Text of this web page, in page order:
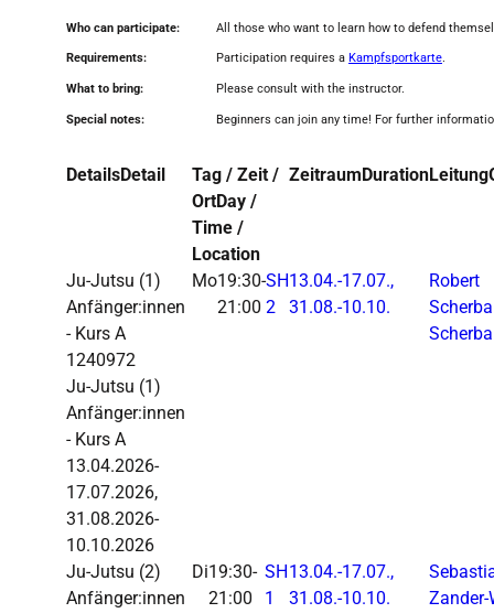
Who can participate: All those who want to learn how to defend
Requirements: Participation requires a Kampfsportkarte.
What to bring: Please consult with the instructor.
Special notes: Beginners can join any time! For further
DetailsDetail
Tag / Zeit /
OrtDay /
Time /
Location
ZeitraumDurationLeitung
Ju-Jutsu (1)
Anfänger:innen
- Kurs A
1240972
Ju-Jutsu (1)
Anfänger:innen
- Kurs A
13.04.2026-
17.07.2026,
31.08.2026-
10.10.2026
Mo19:30-
21:00
SH
2
13.04.-17.07.,
31.08.-10.10.
Robert
Ju-Jutsu (2)
Anfänger:innen
Di19:30-
21:00
SH
1
13.04.-17.07.,
31.08.-10.10.
Zander-